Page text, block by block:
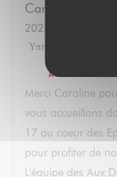
Caroline
2025-02-21
Υπηρεσία
Aux Dés Calés 17
Merci Caroline
vous accueillons
17 au coeur des
pour profiter de
L'équipe des Aux